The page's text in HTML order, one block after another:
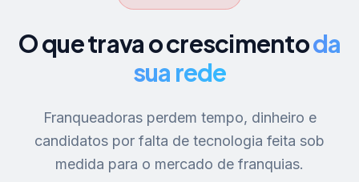
O que trava o crescimentoda
sua rede
Franqueadoras perdem tempo, dinheiro e
candidatos por falta de tecnologia feita sob
medida para o mercado de franquias.